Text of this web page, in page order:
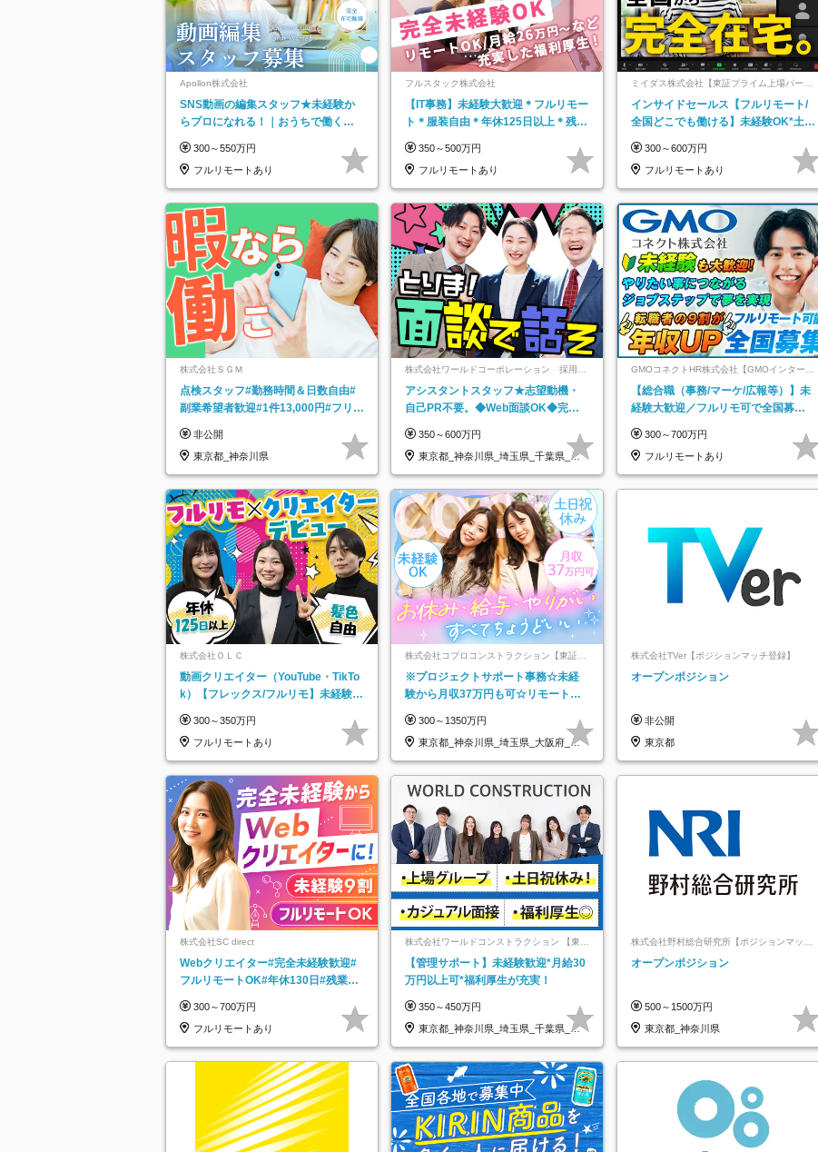
Apollon株式会社
SNS動画の編集スタッフ★未経験か
らプロになれる！｜おうちで働くフ
300～550万円
フルリモートあり
フルスタック株式会社
【IT事務】未経験大歓迎＊フルリモー
ト＊服装自由＊年休125日以上＊残業
350～500万円
フルリモートあり
ミイダス株式会社【東証プライム上場パーソ
インサイドセールス【フルリモート/
全国どこでも働ける】未経験OK*土日
300～600万円
フルリモートあり
株式会社ＳＧＭ
点検スタッフ#勤務時間＆日数自由#
副業希望者歓迎#1件13,000円#フリー
非公開
東京都_神奈川県
株式会社ワールドコーポレーション 採用事
アシスタントスタッフ★志望動機・
自己PR不要。◆Web面談OK◆完全
350～600万円
東京都_神奈川県_埼玉県_千葉県_大
阪府…
GMOコネクトHR株式会社【GMOインターネ
ットグループ】
【総合職（事務/マーケ/広報等）】未
経験大歓迎／フルリモ可で全国募
★
300～700万円
フルリモートあり
株式会社ＯＬＣ
動画クリエイター（YouTube・TikTo
k）【フレックス/フルリモ】未経験O
300～350万円
フルリモートあり
株式会社コプロコンストラクション【東証プ
ライム上場コプロ・ホールディングス子会
社】
※プロジェクトサポート事務☆未経
験から月収37万円も可☆リモート研
b
300～1350万円
東京都_神奈川県_埼玉県_大阪府_愛
知県…
株式会社TVer【ポジションマッチ登録】
オープンポジション
非公開
東京都
株式会社SC direct
Webクリエイター#完全未経験歓迎#
フルリモートOK#年休130日#残業月
300～700万円
フルリモートあり
株式会社ワールドコンストラクション 【東証
一部】 (ワールドホールディングス・グルー
プ)【管理サポート】未経験歓迎*月給30
万円以上可*福利厚生が充実！
350～450万円
東京都_神奈川県_埼玉県_千葉県_大
阪府…
株式会社野村総合研究所【ポジションマッチ
オープンポジション
500～1500万円
東京都_神奈川県